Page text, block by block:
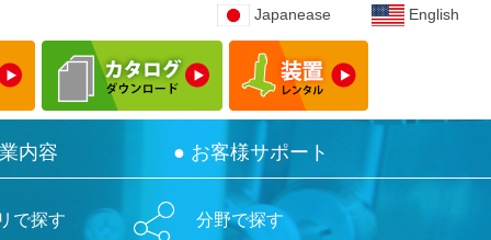
Japanease English
内容 ● お客様サポート
Japanease English
内容 ● お客様サポート
で探す 分野で探す